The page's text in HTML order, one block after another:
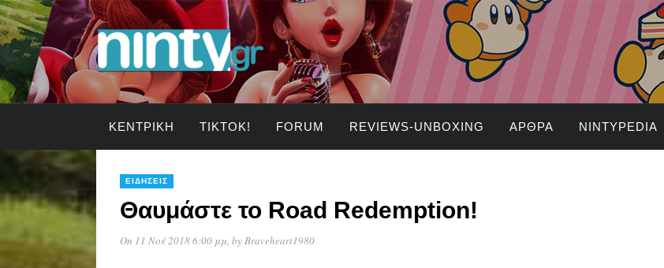
ΚΕΝΤΡΙΚΉ TIKTOK! FORUM REVIEWS-UNBOXING ΆΡΘΡΑ NINTYPEDIA
ΕΙΔΉΣΕΙΣ
Θαυμάστε το Road Redemption!
On 11 Νοέ 2018 6:00 μμ, byBraveheart1980